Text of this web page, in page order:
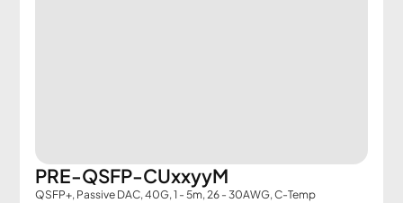
PRE-QSFP-CUxxyyM
QSFP+, Passive DAC, 40G, 1 - 5m, 26 - 30AWG, C-Temp